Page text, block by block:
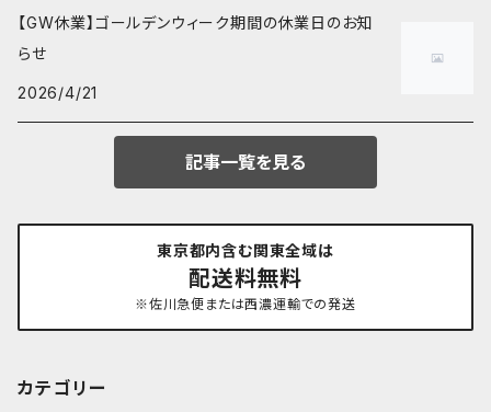
【GW休業】ゴールデンウィーク期間の休業日のお知
らせ
2026/4/21
記事一覧を見る
東京都内含む関東全域は
配送料無料
※佐川急便または西濃運輸での発送
カテゴリー